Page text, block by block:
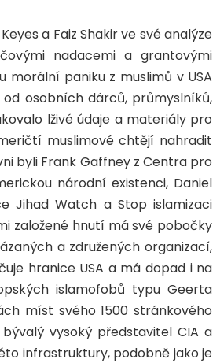
a Faiz Shakir ve své analýze
nadacemi a grantovými
morální paniku z muslimů v USA
osobních dárců, průmyslníků,
lživé údaje a materiály pro
muslimové chtějí nahradit
byli Frank Gaffney z Centra pro
národní existenci, Daniel
Jihad Watch a Stop islamizaci
založené hnutí má své pobočky
a združených organizací,
hranice USA a má dopad i na
islamofobů typu Geerta
míst svého 1500 stránkového
vysoký představitel CIA a
infrastruktury, podobně jako je